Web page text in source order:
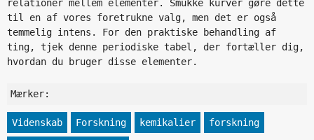
relationer mellem elementer. Smukke kurver gøre dette
til en af vores foretrukne valg, men det er også
temmelig intens. For den praktiske behandling af
ting, tjek denne periodiske tabel, der fortæller dig,
hvordan du bruger disse elementer.
Mærker:
Videnskab Forskning kemikalier forskning